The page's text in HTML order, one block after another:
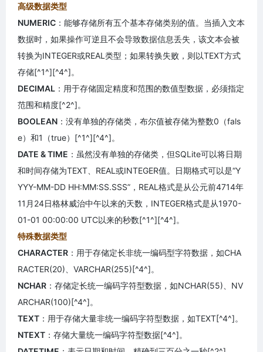
高级数据类型
NUMERIC ：能够存储所有五个基本存储类别的值。当插入文本
数据时，如果操作可逆且不会导致数据信息丢失，该文本会被
转换为INTEGER或REAL类型；如果转换失败，则以TEXT方式
存储[^1^][^4^]。
DECIMAL ：用于存储固定精度和范围的数值型数据，必须指定
范围和精度[^2^]。
BOOLEAN ：没有单独的存储类，布尔值被存储为整数0（fals
e）和1（true）[^1^][^4^]。
DATE & TIME ：虽然没有单独的存储类，但SQLite可以将日期
和时间存储为TEXT、REAL或INTEGER值。日期格式可以是“Y
YYY-MM-DD HH:MM:SS.SSS”，REAL格式是从公元前4714年
11月24日格林威治中午以来的天数，INTEGER格式是从1970-
01-01 00:00:00 UTC以来的秒数[^1^][^4^]。
特殊数据类型
CHARACTER ：用于存储定长非统一编码型字符数据，如CHA
RACTER(20)、VARCHAR(255)[^4^]。
NCHAR ：存储定长统一编码字符型数据，如NCHAR(55)、NV
ARCHAR(100)[^4^]。
TEXT ：用于存储大量非统一编码字符型数据，如TEXT[^4^]。
NTEXT ：存储大量统一编码字符型数据[^4^]。